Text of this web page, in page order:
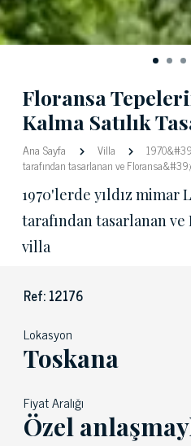
Floransa
Kalma Satılık
Ana Sayfa Villa
tarafından tasarlanan ve
1970'lerde yıldız mimar
tarafından tasarlanan ve
villa
Ref: 12176
Lokasyon
Toskana
Fiyat Aralığı
Özel